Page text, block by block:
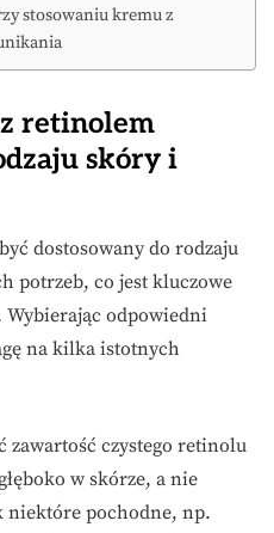
stosowaniu kremu z
retinolem
skóry i
dostosowany do rodzaju
potrzeb, co jest kluczowe
odpowiedni
na kilka istotnych
zawartość czystego retinolu
w skórze, a nie
niektóre pochodne, np.